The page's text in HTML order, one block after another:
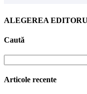
ALEGEREA
Caută
Articole recente